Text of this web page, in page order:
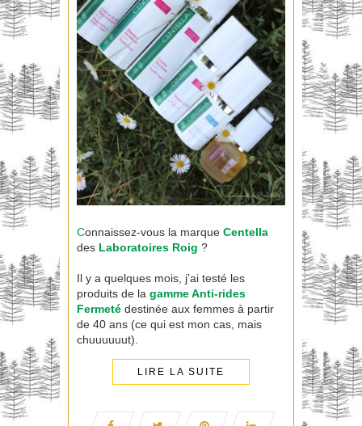
Connaissez-vous la marque Centella
des Laboratoires Roig ?
Il y a quelques mois, j’ai testé les
produits de la gamme Anti-rides
Fermeté destinée aux femmes à partir
de 40 ans (ce qui est mon cas, mais
chuuuuuut).
LIRE LA SUITE